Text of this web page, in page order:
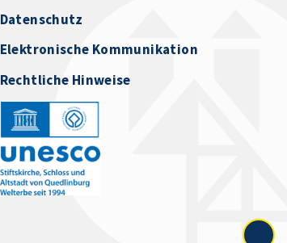
Datenschutz
Elektronische Kommunikation
Rechtliche Hinweise